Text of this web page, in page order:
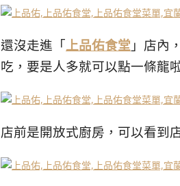
還沒走進「上品佑食堂 」店內
吃，要是人多就可以點一條龍
店前是開放式廚房，可以看到